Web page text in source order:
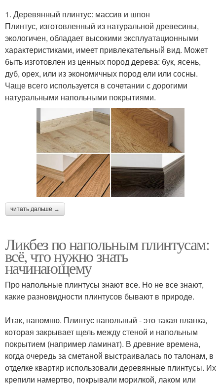
1. Деревянный плинтус: массив и шпон
Плинтус, изготовленный из натуральной древесины,
экологичен, обладает высокими эксплуатационными
характеристиками, имеет привлекательный вид. Может
быть изготовлен из ценных пород дерева: бук, ясень,
дуб, орех, или из экономичных пород ели или сосны.
Чаще всего используется в сочетании с дорогими
натуральными напольными покрытиями.
читать дальше →
Ликбез по напольным плинтусам:
всё, что нужно знать
начинающему
Про напольные плинтусы знают все. Но не все знают,
какие разновидности плинтусов бывают в природе.
Итак, напомню. Плинтус напольный - это такая планка,
которая закрывает щель между стеной и напольным
покрытием (например ламинат). В древние времена,
когда очередь за сметаной выстраивалась по талонам, в
отделке квартир использовали деревянные плинтусы. Их
крепили намертво, покрывали морилкой, лаком или